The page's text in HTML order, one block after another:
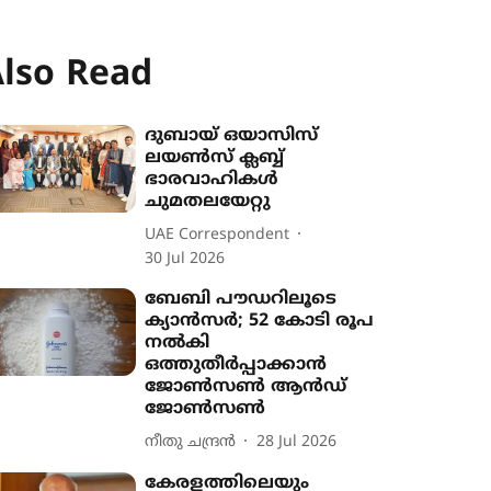
Read
ദുബായ് ഒയാസിസ്
ലയൺസ് ക്ലബ്ബ്
ഭാരവാഹികൾ
ചുമതലയേറ്റു
UAE Correspondent
30 Jul 2026
ബേബി പൗഡറിലൂടെ
ക്യാൻസർ; 52 കോടി രൂപ
നൽകി
ഒത്തുതീർപ്പാക്കാൻ
ജോൺസൺ ആൻഡ്
ജോൺസൺ
നീതു ചന്ദ്രൻ 28 Jul 2026
കേരളത്തിലെയും